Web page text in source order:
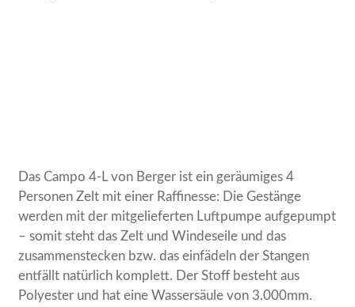
Das Campo 4-L von Berger ist ein geräumiges 4
Personen Zelt mit einer Raffinesse: Die Gestänge
werden mit der mitgelieferten Luftpumpe aufgepumpt
– somit steht das Zelt und Windeseile und das
zusammenstecken bzw. das einfädeln der Stangen
entfällt natürlich komplett. Der Stoff besteht aus
Polyester und hat eine Wassersäule von 3.000mm.